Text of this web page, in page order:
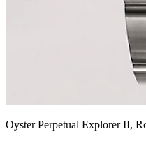
Oyster Perpetual Explorer II,